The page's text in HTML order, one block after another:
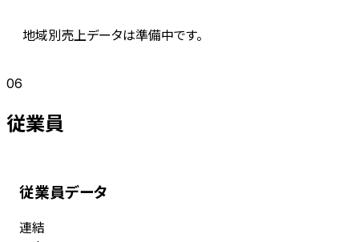
地域別売上データは準備中です。
06
従業員
従業員データ
連結